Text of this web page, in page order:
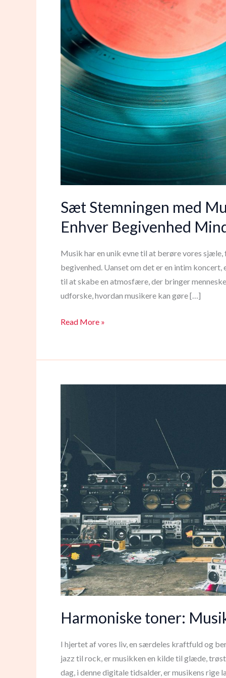
Sæt Stemningen med
Enhver Begivenhed
Musik har en unik evne til at berøre vores
begivenhed. Uanset om det er en intim
til at skabe en atmosfære, der bringer
udforske, hvordan musikere kan gøre […]
Sæt
Begivenhed
Mindeværdig
Read More »
Harmoniske toner:
I hjertet af vores liv, en særdeles kraftfuld og
jazz til rock, er musikken en kilde til glæde,
dag, i denne digitale tidsalder, er musikens